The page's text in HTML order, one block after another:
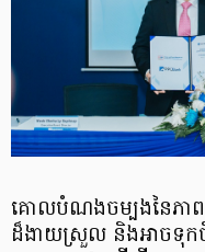
គោលបំណងចម្បងនៃភាពជ
ដ៏ងាយស្រួល និងអាចទុក